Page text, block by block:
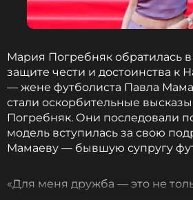
Мария Погребняк обратилась в
защите чести и достоинства к
— жене футболиста Павла
стали оскорбительные
Погребняк. Они последовали
модель вступилась за свою
Мамаеву — бывшую супругу
«Для меня дружба — это не